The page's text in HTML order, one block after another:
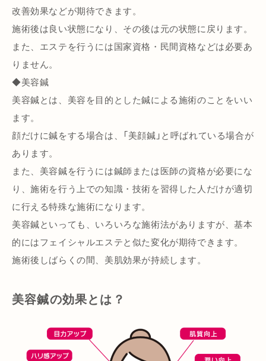
改善効果などが期待できます。
施術後は良い状態になり、その後は元の状態に戻ります。
また、エステを行うには国家資格・民間資格などは必要あ
りません。
◆美容鍼
美容鍼とは、美容を目的とした鍼による施術のことをいい
ます。
顔だけに鍼をする場合は、「美顔鍼」と呼ばれている場合が
あります。
また、美容鍼を行うには鍼師または医師の資格が必要にな
り、施術を行う上での知識・技術を習得した人だけが適切
に行える特殊な施術になります。
美容鍼といっても、いろいろな施術法がありますが、基本
的にはフェイシャルエステと似た変化が期待できます。
施術後しばらくの間、美肌効果が持続します。
美容鍼の効果とは？